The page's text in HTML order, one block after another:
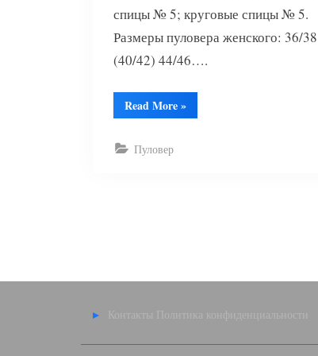
спицы № 5; круговые спицы № 5.
Размеры пуловера женского: 36/38
(40/42) 44/46….
Read More“Пуловер
женский
»
Пуловер
Контакты Политика конфиденциальности